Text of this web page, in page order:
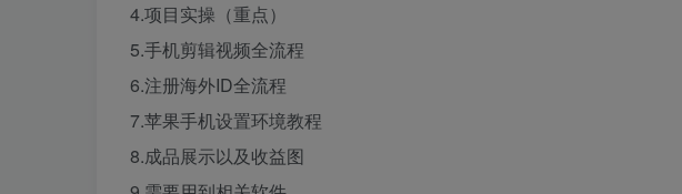
4.项目实操（重点）
5.手机剪辑视频全流程
6.注册海外ID全流程
7.苹果手机设置环境教程
8.成品展示以及收益图